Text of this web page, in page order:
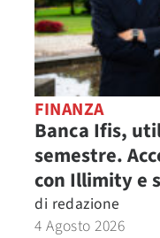
FINANZA
Banca Ifis,
semestre.
con Illimity e
di redazione
4 Agosto 2026